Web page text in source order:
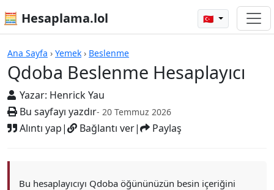
🧮 Hesaplama.lol 🇹🇷
Ana Sayfa › Yemek › Beslenme
Qdoba Beslenme Hesaplayıcı
Yazar: Henrick Yau
Bu sayfayı yazdır- 20 Temmuz 2026
Alıntı yap| Bağlantı ver| Paylaş
Hesap Makineleri
Bu hesaplayıcıyı Qdoba öğününüzün besin içeriğini